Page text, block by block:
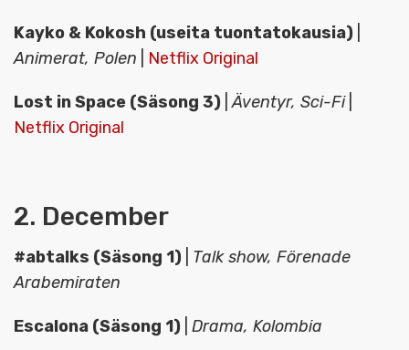
Kayko & Kokosh (useita tuontatokausia)
Animerat, Polen
Netflix Original
Lost in Space (Säsong 3) |Äventyr, Sci-Fi|
Netflix Original
2. December
#abtalks (Säsong 1) Talk show, Förenade
Arabemiraten
Escalona (Säsong 1) Drama, Kolombia